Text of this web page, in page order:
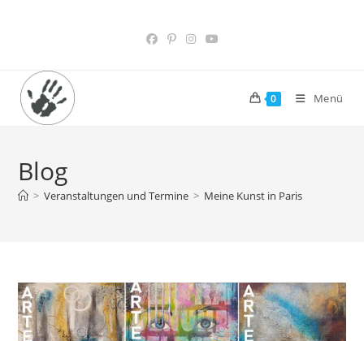
0 Menü
Blog
> Veranstaltungen und Termine > Meine Kunst in Paris